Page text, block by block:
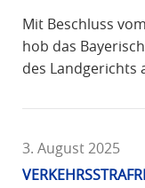
Mit Beschluss vom
hob das
des Landgerichts
3. August 2025